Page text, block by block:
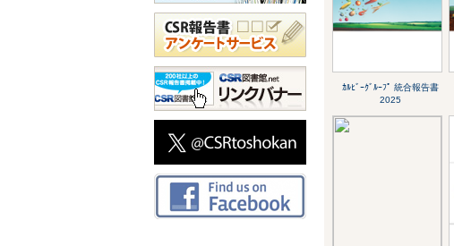
ｶﾙﾋﾞｰｸﾞﾙｰﾌﾟ 統合報告書
2025